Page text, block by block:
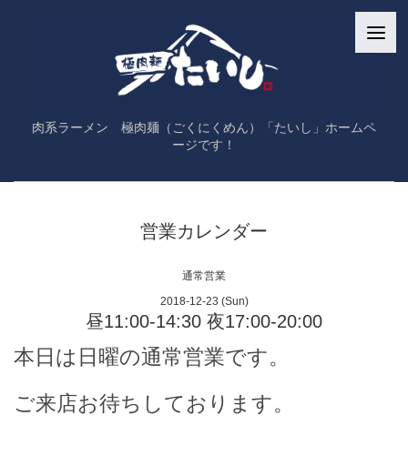
肉系ラーメン 極肉麺（ごくにくめん）「たいし」ホームペ
ージです！
営業カレンダー
通常営業
2018-12-23 (Sun)
昼11:00-14:30 夜17:00-20:00
本日は日曜の通常営業です。
ご来店お待ちしております。